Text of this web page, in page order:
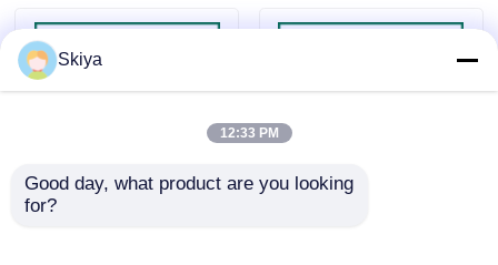
뉴스
견적 요청
Skiya
12:33 PM
Good day, what product are you looking
for?